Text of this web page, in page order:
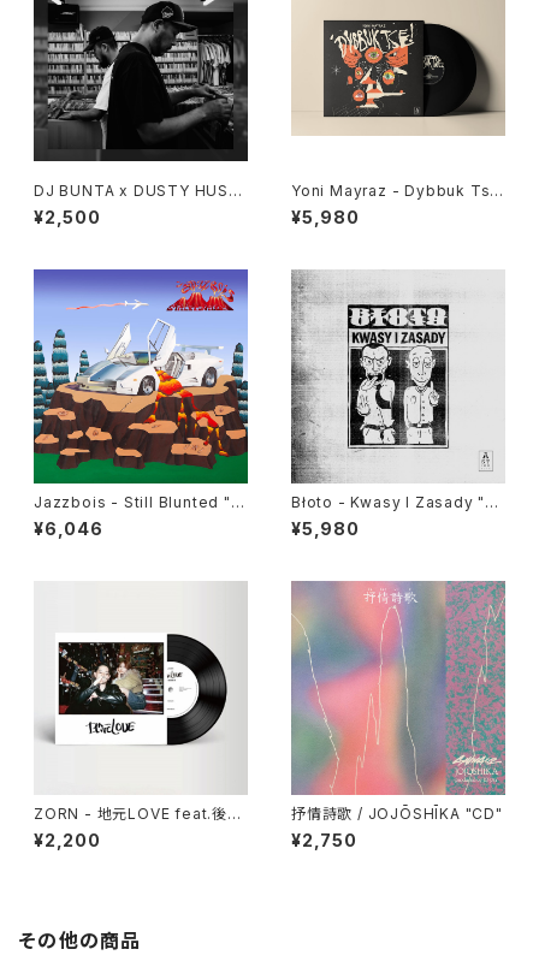
DJ BUNTA x DUSTY HUSK
Y - 47 CAMPiN DIGGiN "C
D"
¥2,500
Yoni Mayraz - Dybbuk Tse!
"LP"
¥5,980
Jazzbois - Still Blunted "L
P"
¥6,046
Błoto - Kwasy I Zasady "L
P"
¥5,980
ZORN - 地元LOVE feat.後藤
真希 "7"
¥2,200
抒情詩歌 / JOJŌSHĪKA "CD"
¥2,750
その他の商品